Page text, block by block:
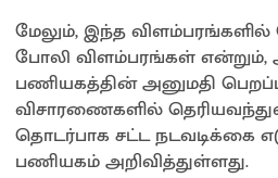
மேலும், இந்த
போலி விளம்பரங்கள் என்றும்,
பணியகத்தின் அனுமதி
விசாரணைகளில்
தொடர்பாக சட்ட நடவடிக்கை
பணியகம் அறிவித்துள்ளது.